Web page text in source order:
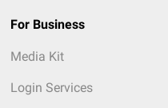
For Business
Media Kit
Login Services